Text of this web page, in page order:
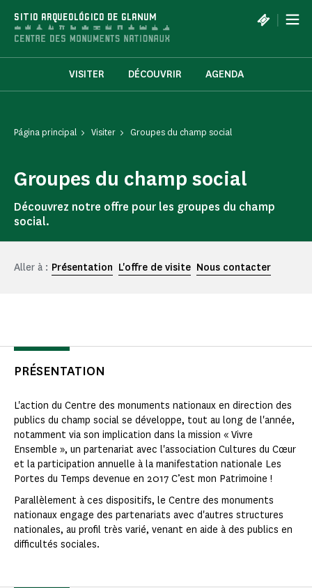
SITIO ARQUEOLÓGICO DE GLANUM |
VISITER DÉCOUVRIR AGENDA
Página principal Visiter Groupes du champ social
Groupes du champ social
Découvrez notre offre pour les groupes du champ
social.
Aller à : Présentation L'offre de visite Nous contacter
PRÉSENTATION
L'action du Centre des monuments nationaux en direction des
publics du champ social se développe, tout au long de l'année,
notamment via son implication dans la mission « Vivre
Ensemble », un partenariat avec l'association Cultures du Cœur
et la participation annuelle à la manifestation nationale Les
Portes du Temps devenue en 2017 C’est mon Patrimoine !
Parallèlement à ces dispositifs, le Centre des monuments
nationaux engage des partenariats avec d'autres structures
nationales, au profil très varié, venant en aide à des publics en
difficultés sociales.